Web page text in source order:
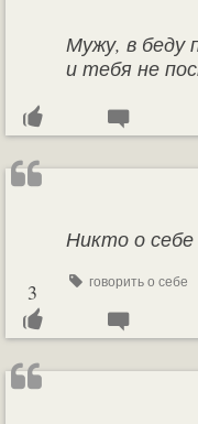
Мужу, в беду
и тебя не
Никто о себе
говорить о себе
3